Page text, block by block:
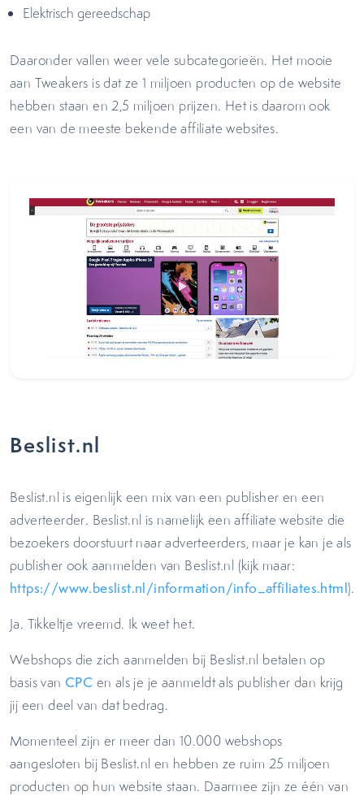
Elektrisch gereedschap
Daaronder vallen weer vele subcategorieën. Het mooie
aan Tweakers is dat ze 1 miljoen producten op de website
hebben staan en 2,5 miljoen prijzen. Het is daarom ook
een van de meeste bekende affiliate websites.
Beslist.nl
Beslist.nl is eigenlijk een mix van een publisher en een
adverteerder. Beslist.nl is namelijk een affiliate website die
bezoekers doorstuurt naar adverteerders, maar je kan je als
publisher ook aanmelden van Beslist.nl (kijk maar:
https://www.beslist.nl/information/info_affiliates.html).
Ja. Tikkeltje vreemd. Ik weet het.
Webshops die zich aanmelden bij Beslist.nl betalen op
basis vanCPC en als je je aanmeldt als publisher dan krijg
jij een deel van dat bedrag.
Momenteel zijn er meer dan 10.000 webshops
aangesloten bij Beslist.nl en hebben ze ruim 25 miljoen
producten op hun website staan. Daarmee zijn ze één van